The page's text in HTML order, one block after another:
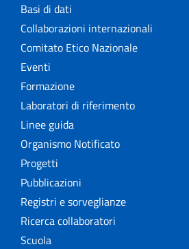
Basi di dati
Collaborazioni internazionali
Comitato Etico Nazionale
Eventi
Formazione
Laboratori di riferimento
Linee guida
Organismo Notificato
Progetti
Pubblicazioni
Registri e sorveglianze
Ricerca collaboratori
Scuola